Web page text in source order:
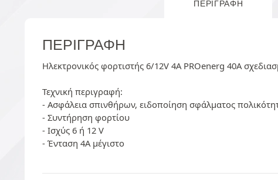
ΠΕΡΙΓΡΑΦΉ
ΠΕΡΙΓΡΑΦΉ
Ηλεκτρονικός φορτιστής 6/12V 4A PROenerg 40A
Τεχνική περιγραφή:
- Ασφάλεια σπινθήρων, ειδοποίηση σφάλματος
- Συντήρηση φορτίου
- Ισχύς 6 ή 12 V
- Ένταση 4A μέγιστο